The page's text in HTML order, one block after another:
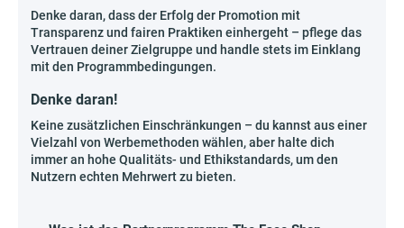
Denke daran, dass der Erfolg der Promotion mit
Transparenz und fairen Praktiken einhergeht – pflege das
Vertrauen deiner Zielgruppe und handle stets im Einklang
mit den Programmbedingungen.
Denke daran!
Keine zusätzlichen Einschränkungen – du kannst aus einer
Vielzahl von Werbemethoden wählen, aber halte dich
immer an hohe Qualitäts- und Ethikstandards, um den
Nutzern echten Mehrwert zu bieten.